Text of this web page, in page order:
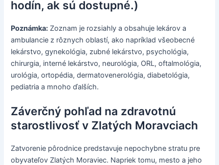
hodín, ak sú dostupné.)
Poznámka: Zoznam je rozsiahly a obsahuje lekárov a
ambulancie z rôznych oblastí, ako napríklad všeobecné
lekárstvo, gynekológia, zubné lekárstvo, psychológia,
chirurgia, interné lekárstvo, neurológia, ORL, oftalmológia,
urológia, ortopédia, dermatovenerológia, diabetológia,
pediatria a mnoho ďalších.
Záverčný pohľad na zdravotnú
starostlivosť v Zlatých Moravciach
Zatvorenie pôrodnice predstavuje nepochybne stratu pre
obyvateľov Zlatých Moraviec. Napriek tomu, mesto a jeho